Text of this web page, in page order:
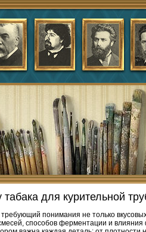
для курительной
понимания не только
смесей, способов ферментации и